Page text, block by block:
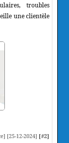
troubles
une clientèle
[25-12-2024] [#2]